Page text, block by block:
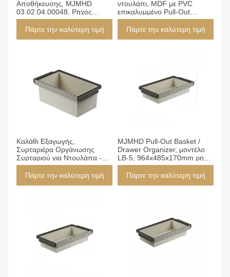
Αποθήκευσης, MJMHD
03.02.04.00048, Ρηχός
Σχεδιασμός για
Μικροαντικείμενα, Οικολογική
Πάρτε την καλύτερη τιμή
ντουλάπι, MDF με PVC
επικαλυμμένο Pull-Out
οργανωτή συρτάρι εισαγωγή,
664x485x270mm Slim
Πάρτε την καλύτερη τιμή
Καλάθι Εξαγωγής,
Συρταριέρα Οργάνωσης
Συρταριού για Ντουλάπα -
Υλικό MDF PVC, Ανοιχτός
Σχεδιασμός, Εξοικονόμηση
Πάρτε την καλύτερη τιμή
MJMHD Pull-Out Basket /
Drawer Organizer, μοντέλο
LB-5, 964x485x170mm ρηχό
ανοιχτό κουτί αποθήκευσης,
πυρήνας MDF με επικάλυψη
Πάρτε την καλύτερη τιμή